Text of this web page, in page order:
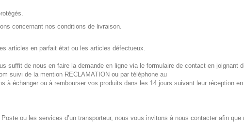
concernant nos conditions de livraison.
articles en parfait état ou les articles défectueux.
suffit de nous en faire la demande en ligne via le formulaire de contact en
suivi de la mention RECLAMATION ou par téléphone au
à échanger ou à rembourser vos produits dans les 14 jours suivant leur réception
ou les services d’un transporteur, nous vous invitons à nous contacter afin